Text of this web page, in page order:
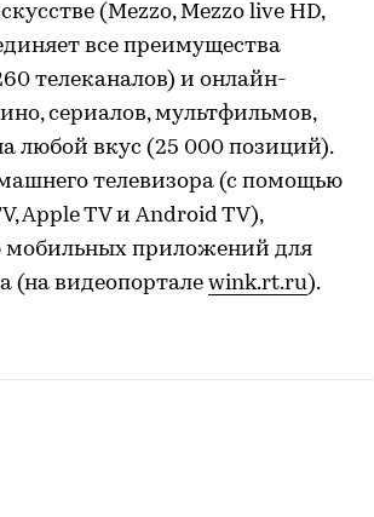
(Mezzo, Mezzo live HD,
все преимущества
телеканалов) и онлайн-
сериалов, мультфильмов,
любой вкус (25 000 позиций).
телевизора (с помощью
Apple TV и Android TV),
приложений для
(на видеопортале wink.rt.ru).